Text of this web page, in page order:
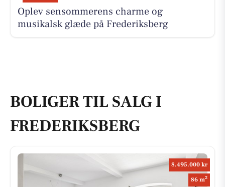
Oplev sensommerens charme og
musikalsk glæde på Frederiksberg
BOLIGER TIL SALG I
FREDERIKSBERG
8.495.000 kr
86 m2